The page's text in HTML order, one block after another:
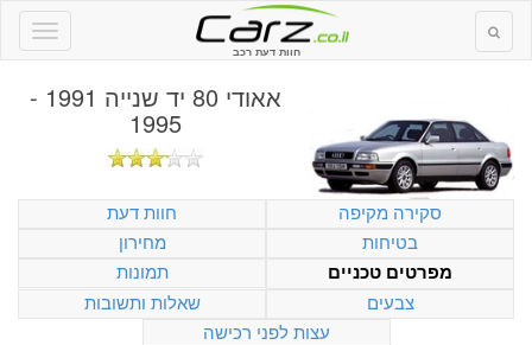
חוות דעת רכב
אאודי 80 יד שנייה 1991 -
1995
סקירה מקיפה
חוות דעת
בטיחות
מחירון
מפרטים טכניים
תמונות
צבעים
שאלות ותשובות
עצות לפני רכישה